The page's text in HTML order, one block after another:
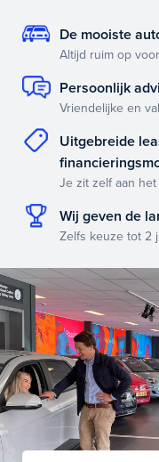
De mooiste
Altijd ruim op
Persoonlijk
Vriendelijke en
Uitgebreide
Je zit zelf aan
Wij geven de
Zelfs keuze tot 2